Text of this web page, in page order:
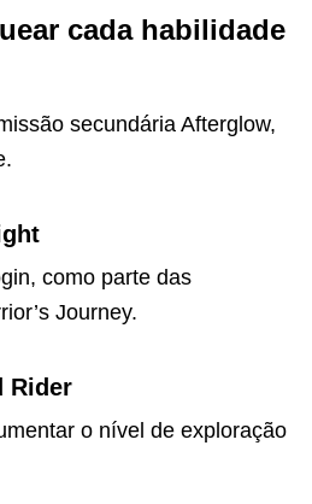
cada habilidade
secundária Afterglow,
como parte das
Journey.
Rider
o nível de exploração